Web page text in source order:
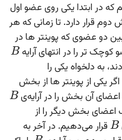
که در ابتدا یکی روی عضو اول
قرار دارد. تا زمانی که هر
دو عضوی که پوینتر ها در
تر را در انتهای آرایه
B
به دلخواه یکی را
یکی از پوینتر ها از بخش
آن بخش را در آرایه‌ی
اعضای بخش دیگر را ازB
قرار می‌دهیم. در آخر به
B